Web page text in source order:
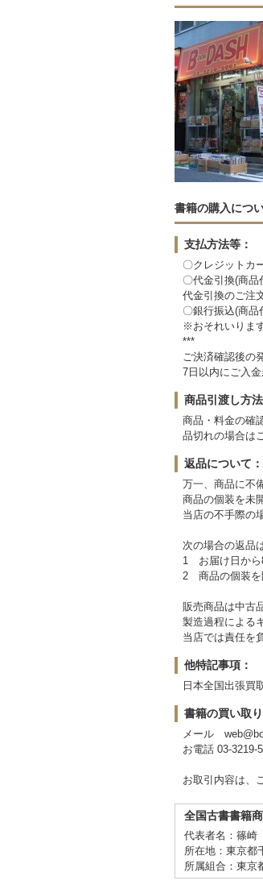
書籍の購入につ
支払方法等：
〇クレジットカ
〇代金引換(商
代金引換のご注
〇銀行振込(商
※おそれいりま
***
ご決済確認後の
7日以内にご入
商品引渡し方法
商品・料金の確
品切れの場合は
返品について：
万一、商品に不
商品の個装を未
当店の不手際の
次の場合の返品
1 お届け日から
2 商品の個装を
販売商品は中古
製造過程による
当店では責任を
他特記事項：
日本全国出張買
書籍の買い取
メール
お電話 03-3219-
お取引内容は、
全国古書書籍
代表者名：篠
所在地：東京
所属組合：東京